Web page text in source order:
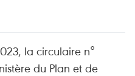
la circulaire n°
du Plan et de